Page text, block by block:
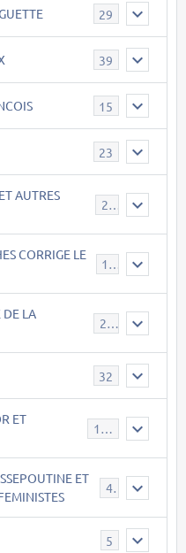
29
39
15
23
AUTRES
22
CORRIGE LE
15
DE LA
23
32
ET
147
ET
40
5